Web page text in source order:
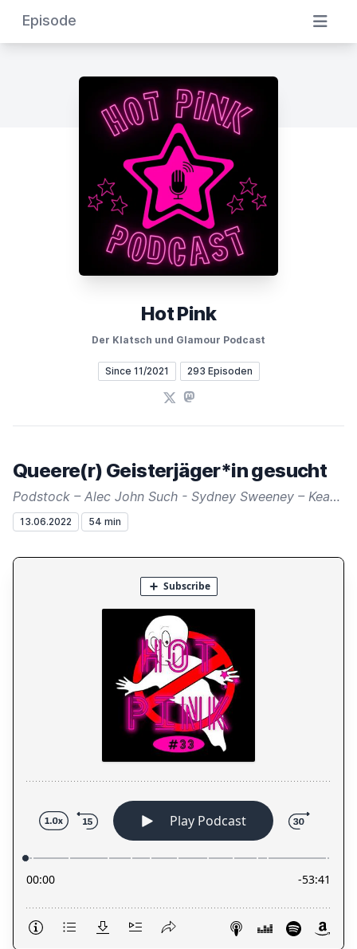
Episode
Hot Pink
Der Klatsch und Glamour Podcast
Since 11/2021 293 Episoden
X Mastodon
Queere(r) Geisterjäger*in gesucht
Podstock – Alec John Such - Sydney Sweeney – Keanu Reeves – Dwayne Johnson – Kristen Stewart - Taiki Waititi - Rita Ora – Angelina Jolie – Märtha-Louise von Norwegen – Britney Spears
13.06.2022 54 min